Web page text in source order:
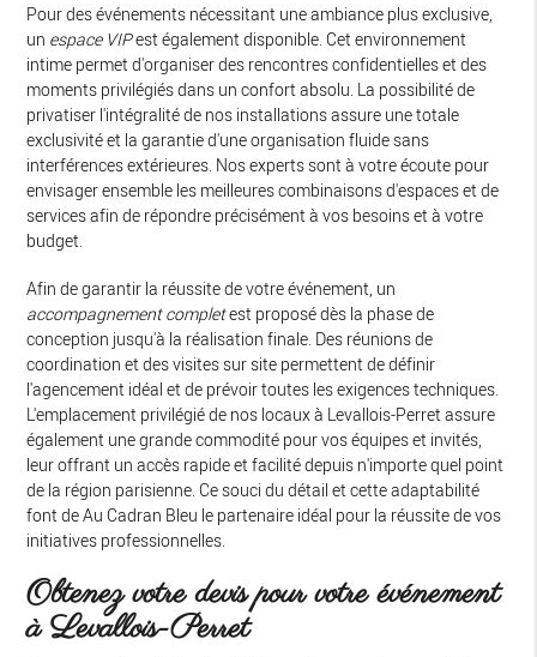
Pour des événements nécessitant une ambiance plus exclusive,
un espace VIPest également disponible. Cet environnement
intime permet d'organiser des rencontres confidentielles et des
moments privilégiés dans un confort absolu. La possibilité de
privatiser l'intégralité de nos installations assure une totale
exclusivité et la garantie d'une organisation fluide sans
interférences extérieures. Nos experts sont à votre écoute pour
envisager ensemble les meilleures combinaisons d'espaces et de
services afin de répondre précisément à vos besoins et à votre
budget.
Afin de garantir la réussite de votre événement, un
accompagnement completest proposé dès la phase de
conception jusqu'à la réalisation finale. Des réunions de
coordination et des visites sur site permettent de définir
l'agencement idéal et de prévoir toutes les exigences techniques.
L'emplacement privilégié de nos locaux à Levallois-Perret assure
également une grande commodité pour vos équipes et invités,
leur offrant un accès rapide et facilité depuis n'importe quel point
de la région parisienne. Ce souci du détail et cette adaptabilité
font de Au Cadran Bleu le partenaire idéal pour la réussite de vos
initiatives professionnelles.
Obtenez votre devis pour votre événement
à Levallois-Perret